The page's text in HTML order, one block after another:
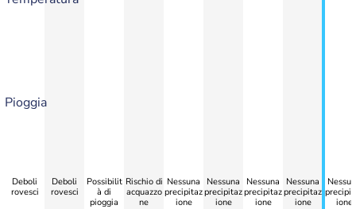
Pioggia
Deboli
rovesci
Deboli
rovesci
Possibilit
à di
pioggia
Rischio di
acquazzo
ne
Nessuna
precipitaz
ione
Nessuna
precipitaz
ione
Nessuna
precipitaz
ione
Nessuna
precipitaz
ione
ione